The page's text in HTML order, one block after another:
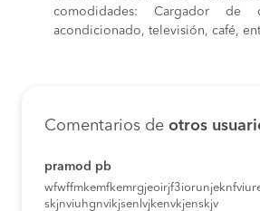
comodidades: Cargador de
acondicionado, televisión, café,
Comentarios de otros
pramod pb
skjnviuhgnvikjsenlvjkenvkjenskjv